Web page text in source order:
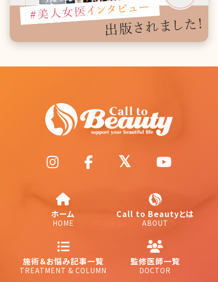
ホーム
HOME
Call to Beautyとは
ABOUT
施術＆お悩み記事一覧
TREATMENT & COLUMN
監修医師一覧
DOCTOR